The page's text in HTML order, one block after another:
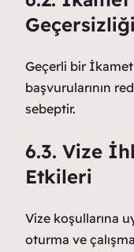
Geçersizliği
Geçerli bir
başvurularının
sebeptir.
6.3. Vize
Etkileri
Vize koşullarına
oturma ve